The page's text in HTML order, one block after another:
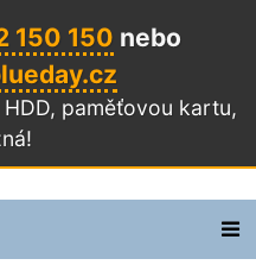
150 150 nebo
paměťovou kartu,